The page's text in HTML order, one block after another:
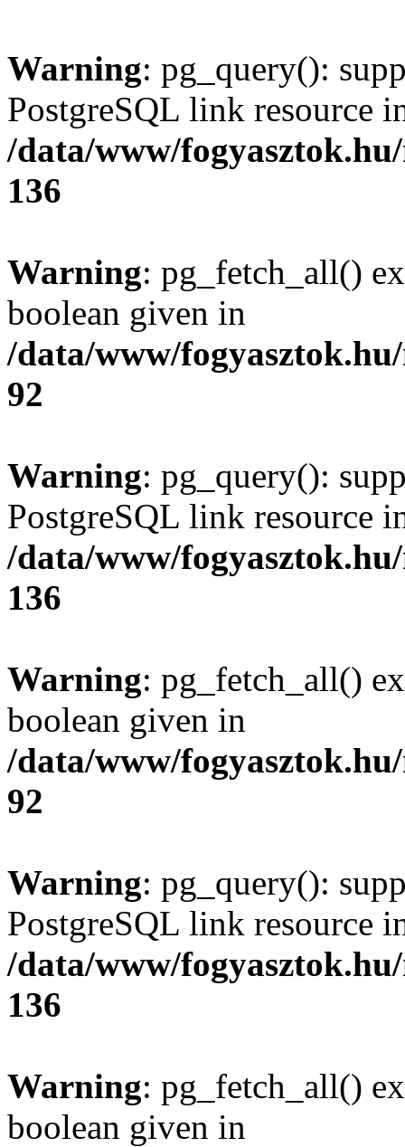
Warning: pg_query():
PostgreSQL link resource
/data/www/
136
Warning: pg_fetch_all()
boolean given in
/data/www/
92
Warning: pg_query():
PostgreSQL link resource
/data/www/
136
Warning: pg_fetch_all()
boolean given in
/data/www/
92
Warning: pg_query():
PostgreSQL link resource
/data/www/
136
Warning: pg_fetch_all()
boolean given in